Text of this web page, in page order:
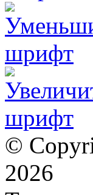
©
2026